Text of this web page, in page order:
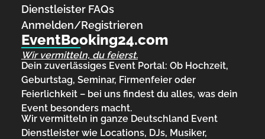
Dienstleister FAQs
Anmelden/Registrieren
EventBooking24.com
Wir vermitteln, du feierst.
Dein zuverlässiges Event Portal: Ob Hochzeit,
Geburtstag, Seminar, Firmenfeier oder
Feierlichkeit – bei uns findest du alles, was dein
Event besonders macht.
Wir vermitteln in ganze Deutschland Event
Dienstleister wie Locations, DJs, Musiker,